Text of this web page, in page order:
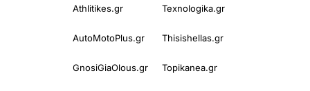
Athlitikes.gr Texnologika.gr
AutoMotoPlus.gr Thisishellas.gr
GnosiGiaOlous.gr Topikanea.gr